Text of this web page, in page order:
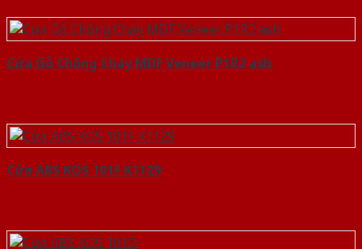
Cửa Gỗ Chống Cháy MDF Veneer P1R2 ash
Cửa ABS KOS 101F K1129